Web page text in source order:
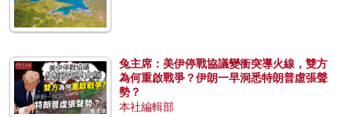
兔主席：美伊停戰協議變衝突導火線，雙方
為何重啟戰爭？伊朗一早洞悉特朗普虛張聲
勢？
本社編輯部